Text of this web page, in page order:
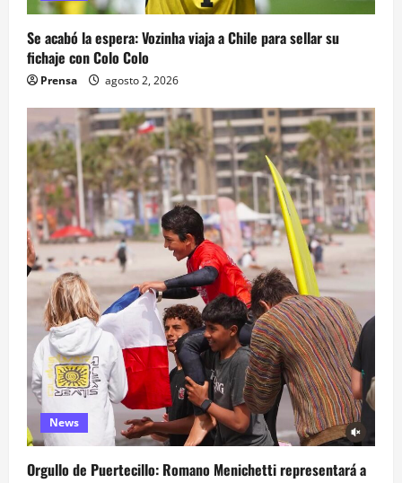
Se acabó la espera: Vozinha viaja a Chile para sellar su
fichaje con Colo Colo
Prensa agosto 2, 2026
News
Orgullo de Puertecillo: Romano Menichetti representará a